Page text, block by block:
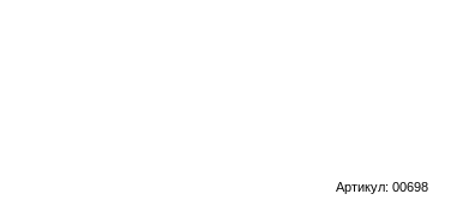
Артикул: 00698